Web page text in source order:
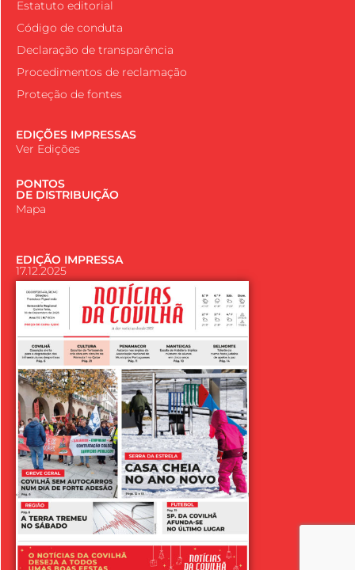
Estatuto editorial
Código de conduta
Declaração de transparência
Procedimentos de reclamação
Proteção de fontes
EDIÇÕES IMPRESSAS
Ver Edições
PONTOS
DE DISTRIBUIÇÃO
Mapa
EDIÇÃO IMPRESSA
17.12.2025